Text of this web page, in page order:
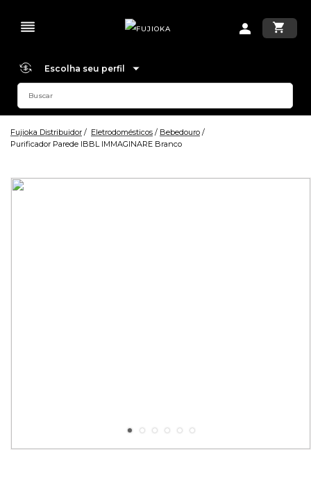
Escolha seu perfil
Fujioka Distribuidor Eletrodomésticos
Bebedouro
Purificador Parede IBBL IMMAGINARE Branco